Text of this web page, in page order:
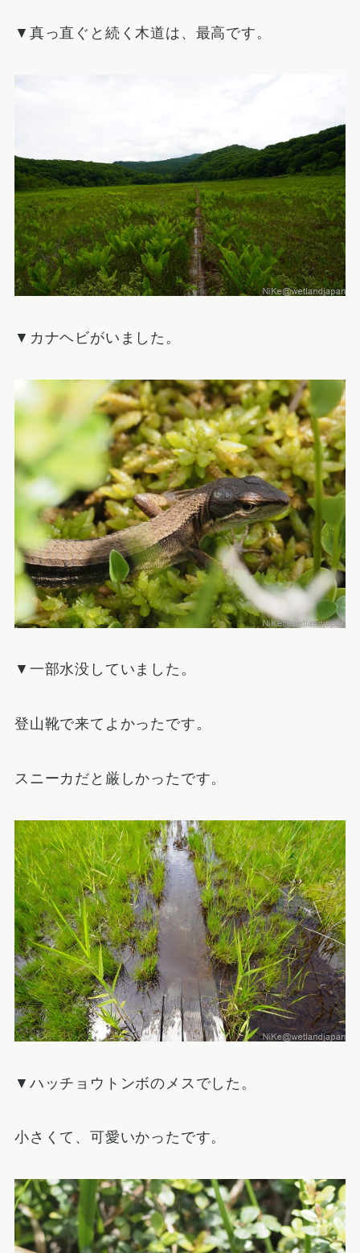
▼真っ直ぐと続く木道は、最高です。
▼カナヘビがいました。
▼一部水没していました。
登山靴で来てよかったです。
スニーカだと厳しかったです。
▼ハッチョウトンボのメスでした。
小さくて、可愛いかったです。